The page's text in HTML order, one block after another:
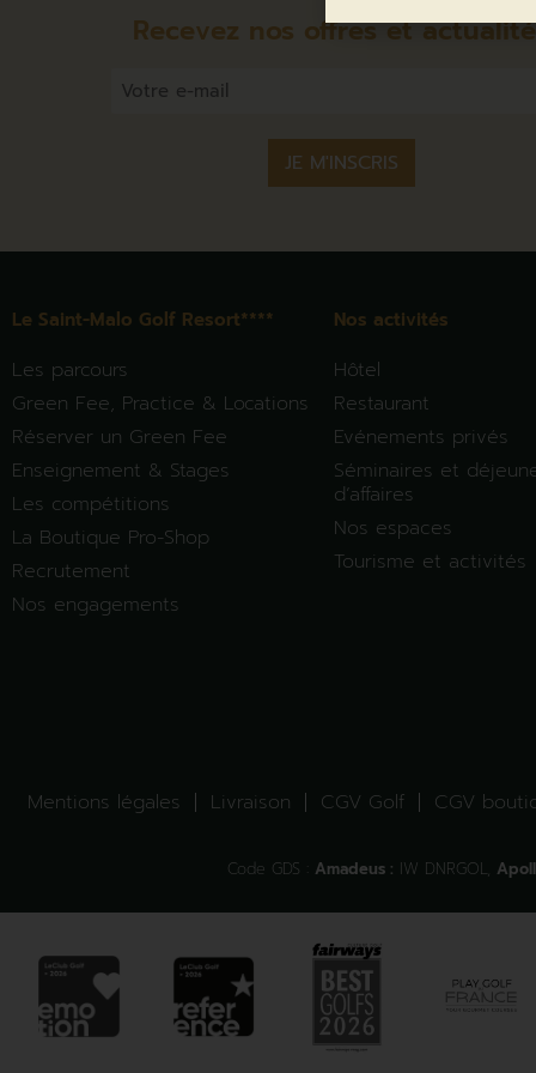
Recevez nos offres et
Le Saint-Malo Golf Resort****
Les parcours
Green Fee, Practice & Locations
Réserver un Green Fee
Enseignement & Stages
Les compétitions
La Boutique Pro-Shop
Recrutement
Nos engagements
Nos activités
Hôtel
Restaurant
Evénements privés
Séminaires et
d’affaires
Nos espaces
Tourisme et activités
Mentions légales Livraison CGV Golf CGV
Code GDS : Amadeus : IW DNRGOL,